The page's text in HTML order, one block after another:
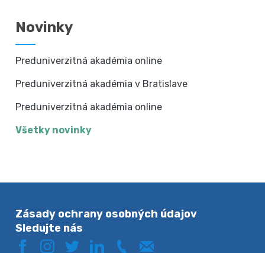
Novinky
Preduniverzitná akadémia online
Preduniverzitná akadémia v Bratislave
Preduniverzitná akadémia online
Všetky novinky
Zásady ochrany osobných údajov
Sledujte nás